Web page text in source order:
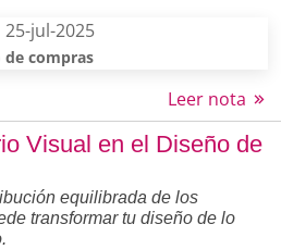
25-jul-2025
compras
Leer nota
Visual en el Diseño de
equilibrada de los
transformar tu diseño de lo